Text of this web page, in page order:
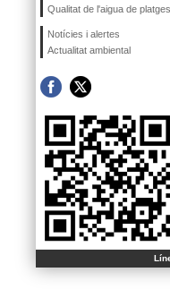
Qualitat de l'aigua de platges
Notícies i alertes
Actualitat ambiental